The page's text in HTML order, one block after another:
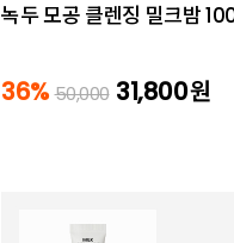
녹두 모공 클렌징 밀크밤
36% 50,000 31,800원